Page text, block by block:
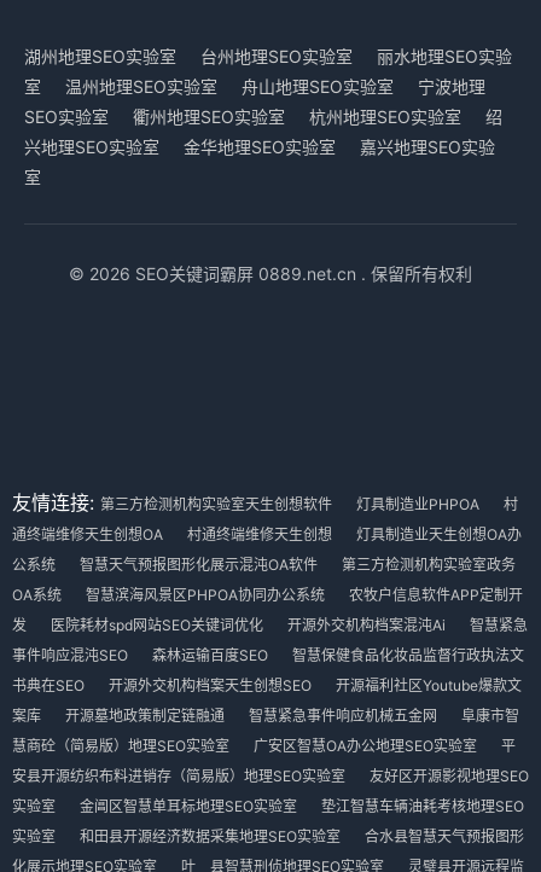
湖州地理SEO实验室 台州地理SEO实验室
丽水地理SEO实验
室
温州地理SEO实验室 舟山地理SEO实验室
宁波地理
SEO实验室
衢州地理SEO实验室 杭州地理SEO实验室
绍
兴地理SEO实验室
金华地理SEO实验室
嘉兴地理SEO实验
室
© 2026 SEO关键词霸屏 0889.net.cn . 保留所有权利
友情连接: 第三方检测机构实验室天生创想软件 灯具制造业PHPOA
村
通终端维修天生创想OA
村通终端维修天生创想
灯具制造业天生创想OA办
公系统
智慧天气预报图形化展示混沌OA软件
第三方检测机构实验室政务
OA系统
智慧滨海风景区PHPOA协同办公系统
农牧户信息软件APP定制开
发
医院耗材spd网站SEO关键词优化 开源外交机构档案混沌Ai
智慧紧急
事件响应混沌SEO
森林运输百度SEO
智慧保健食品化妆品监督行政执法文
书典在SEO
开源外交机构档案天生创想SEO
开源福利社区Youtube爆款文
案库
开源墓地政策制定链融通 智慧紧急事件响应机械五金网
阜康市智
慧商砼（简易版）地理SEO实验室
广安区智慧OA办公地理SEO实验室
平
安县开源纺织布料进销存（简易版）地理SEO实验室
友好区开源影视地理SEO
实验室
金阊区智慧单耳标地理SEO实验室
垫江智慧车辆油耗考核地理SEO
实验室
和田县开源经济数据采集地理SEO实验室
合水县智慧天气预报图形
化展示地理SEO实验室
叶 县智慧刑侦地理SEO实验室
灵璧县开源远程监